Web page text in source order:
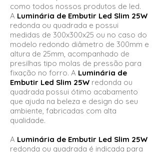
como todos nossos produtos de led.
A Luminária de Embutir Led Slim 25W
redonda ou quadrada e possui
medidas de 300x300x25 ou no caso do
modelo redondo diâmetro de 300mm e
altura de 25mm, acompanhado de
presilhas tipo molas de pressão para
fixação no forro. A Luminária de
Embutir Led Slim 25W redonda ou
quadrada possui ótimo acabamento
que ajuda na beleza e design do seu
ambiente, fabricadas com alta
qualidade.
A Luminária de Embutir Led Slim 25W
redonda ou quadrada é indicada para